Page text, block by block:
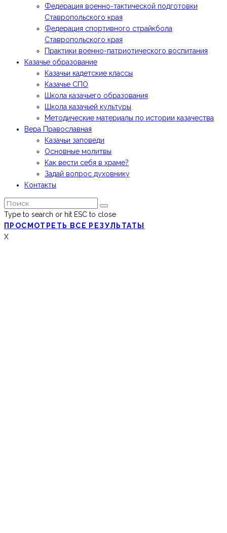
Федерация военно-тактической подготовки
Ставропольского края
Федерация спортивного страйкбола
Ставропольского края
Практики военно-патриотического воспитания
Казачье образование
Казачьи кадетские классы
Казачье СПО
Школа казачьего образования
Школа казачьей культуры
Методические материалы по истории казачества
Вера Православная
Казачьи заповеди
Основные молитвы
Как вести себя в храме?
Задай вопрос духовнику
Контакты
Type to search or hit ESC to close
ПРОСМОТРЕТЬ ВСЕ РЕЗУЛЬТАТЫ
X